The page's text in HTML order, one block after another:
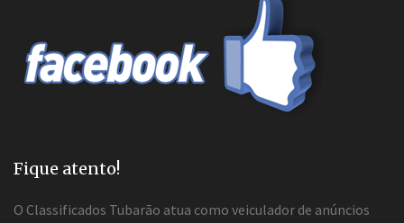
Fique atento!
O Classificados Tubarão atua como veiculador de anúncios